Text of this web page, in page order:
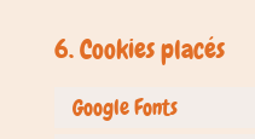
6. Cookies placés
Google Fonts